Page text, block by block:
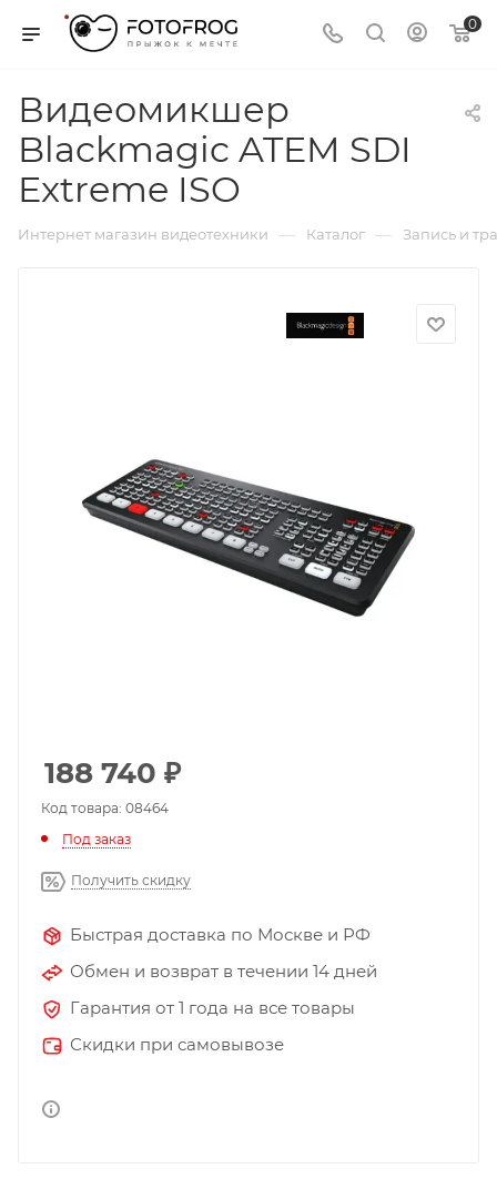
0
Видеомикшер
Blackmagic ATEM SDI
Extreme ISO
Интернет магазин видеотехники — Каталог — Запись и
188 740 ₽
Код товара: 08464
Под заказ
Получить скидку
Быстрая доставка по Москве и РФ
Обмен и возврат в течении 14 дней
Гарантия от 1 года на все товары
Скидки при самовывозе